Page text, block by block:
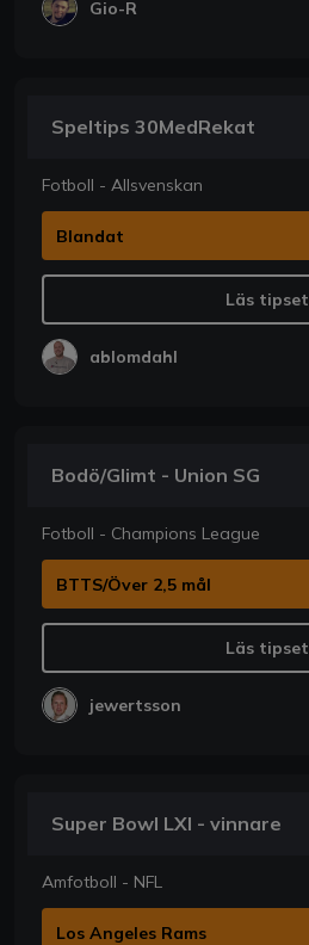
Gio-R
Speltips 30MedRekat
Fotboll - Allsvenskan
Blandat
Läs tipset
ablomdahl
Bodö/Glimt - Union SG
Fotboll - Champions League
BTTS/Över 2,5 mål
Läs tipset
jewertsson
Super Bowl LXI - vinnare
Amfotboll - NFL
Los Angeles Rams